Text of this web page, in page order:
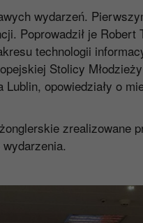
wydarzeń.
Poprowadził je
technologii
Stolicy
opowiedziały o
zrealizowane